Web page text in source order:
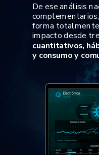
De ese análisis
forma
impacto desde
cuantitativos,
y consumo y